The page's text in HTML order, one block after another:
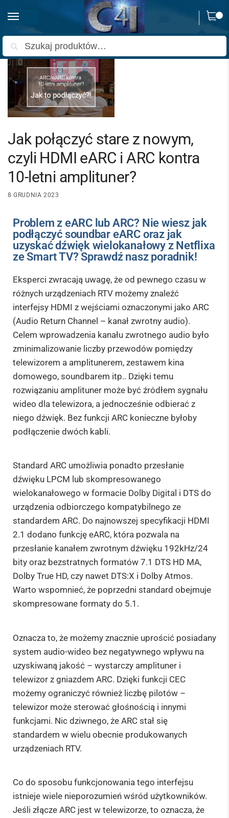
0
Strona główna Blog / Jak połączyć stare z nowym, czyli HDMI eARC i ARC kontra 10-letni amplituner?
Jak połączyć stare z nowym,
czyli HDMI eARC i ARC kontra
10-letni amplituner?
8 GRUDNIA 2023
Problem z eARC lub ARC? Nie wiesz jak
podłączyć soundbar eARC oraz jak
uzyskać dźwięk wielokanałowy z Netflixa
ze Smart TV? Sprawdź nasz poradnik!
Eksperci zwracają uwagę, że od pewnego czasu w
różnych urządzeniach RTV możemy znaleźć
interfejsy HDMI z wejściami oznaczonymi jako ARC
(Audio Return Channel – kanał zwrotny audio).
Celem wprowadzenia kanału zwrotnego audio było
zminimalizowanie liczby przewodów pomiędzy
telewizorem a amplitunerem, zestawem kina
domowego, soundbarem itp.. Dzięki temu
rozwiązaniu amplituner może być źródłem sygnału
wideo dla telewizora, a jednocześnie odbierać z
niego dźwięk. Bez funkcji ARC konieczne byłoby
podłączenie dwóch kabli.
Standard ARC umożliwia ponadto przesłanie
dźwięku LPCM lub skompresowanego
wielokanałowego w formacie Dolby Digital i DTS do
urządzenia odbiorczego kompatybilnego ze
standardem ARC. Do najnowszej specyfikacji HDMI
2.1 dodano funkcję eARC, która pozwala na
przesłanie kanałem zwrotnym dźwięku 192kHz/24
bity oraz bezstratnych formatów 7.1 DTS HD MA,
Dolby True HD, czy nawet DTS:X i Dolby Atmos.
Warto wspomnieć, że poprzedni standard obejmuje
skompresowane formaty do 5.1.
Oznacza to, że możemy znacznie uprościć posiadany
system audio-wideo bez negatywnego wpływu na
uzyskiwaną jakość – wystarczy amplituner i
telewizor z gniazdem ARC. Dzięki funkcji CEC
możemy ograniczyć również liczbę pilotów –
telewizor może sterować głośnością i innymi
funkcjami. Nic dziwnego, że ARC stał się
standardem w wielu obecnie produkowanych
urządzeniach RTV.
Co do sposobu funkcjonowania tego interfejsu
istnieje wiele nieporozumień wśród użytkowników.
Jeśli złącze ARC jest w telewizorze, to oznacza, że